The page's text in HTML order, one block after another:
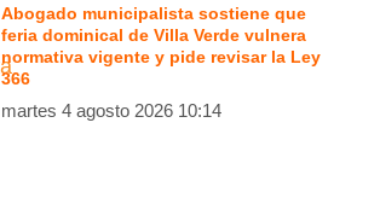
Abogado municipalista sostiene que
feria dominical de Villa Verde vulnera
normativa vigente y pide revisar la Ley
366
martes 4 agosto 2026 10:14